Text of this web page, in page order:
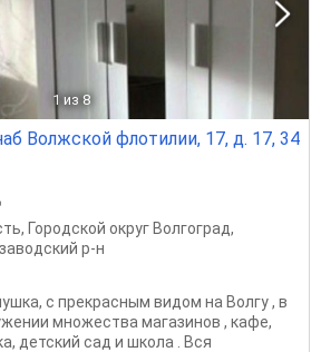
1 из 8
Волжской флотилии, 17, д. 17, 34
, Городской округ Волгоград,
р-н
с прекрасным видом на Волгу , в
множества магазинов , кафе,
детский сад и школа . Вся